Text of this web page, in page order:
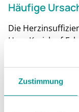
Zustimmung
Häufige
Die
Herz-Kreislauf-
Koronare
Die häufigste